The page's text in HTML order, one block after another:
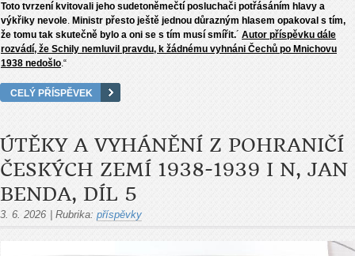
Toto tvrzení kvitovali jeho sudetoněmečtí posluchači potřásáním hlavy a
výkřiky nevole. Ministr přesto ještě jednou důrazným hlasem opakoval s tím,
že tomu tak skutečně bylo a oni se s tím musí smířit.´ Autor příspěvku dále
rozvádí, že Schily nemluvil pravdu, k žádnému vyhnáni Čechů po Mnichovu
1938 nedošlo.“
CELÝ PŘÍSPĚVEK
ÚTĚKY A VYHÁNĚNÍ Z POHRANIČÍ
ČESKÝCH ZEMÍ 1938-1939 I N, JAN
BENDA, DÍL 5
3. 6. 2026 Rubrika: příspěvky